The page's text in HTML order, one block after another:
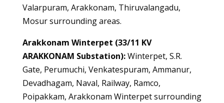
Valarpuram, Arakkonam, Thiruvalangadu,
Mosur surrounding areas.
Arakkonam Winterpet (33/11 KV
ARAKKONAM Substation):Winterpet, S.R.
Gate, Perumuchi, Venkatespuram, Ammanur,
Devadhagam, Naval, Railway, Ramco,
Poipakkam, Arakkonam Winterpet surrounding